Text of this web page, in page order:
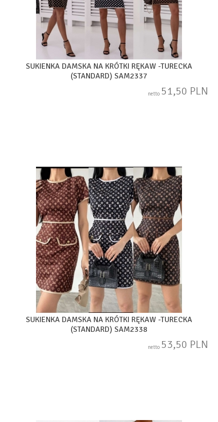
SUKIENKA DAMSKA NA KRÓTKI RĘKAW -TURECKA
(STANDARD) SAM2337
netto 51,50 PLN
SUKIENKA DAMSKA NA KRÓTKI RĘKAW -TURECKA
(STANDARD) SAM2338
netto 53,50 PLN